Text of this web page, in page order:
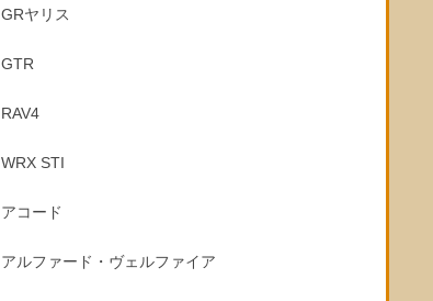
GRヤリス
GTR
RAV4
WRX STI
アコード
アルファード・ヴェルファイア